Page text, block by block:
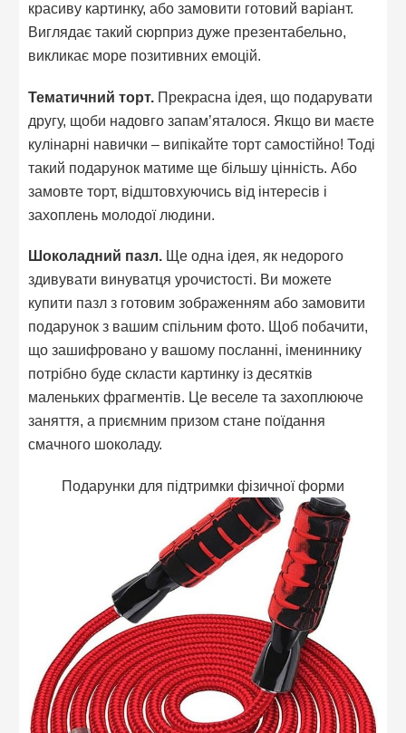
красиву картинку, або замовити готовий варіант.
Виглядає такий сюрприз дуже презентабельно,
викликає море позитивних емоцій.
Тематичний торт. Прекрасна ідея, що подарувати
другу, щоби надовго запам’яталося. Якщо ви маєте
кулінарні навички – випікайте торт самостійно! Тоді
такий подарунок матиме ще більшу цінність. Або
замовте торт, відштовхуючись від інтересів і
захоплень молодої людини.
Шоколадний пазл. Ще одна ідея, як недорого
здивувати винуватця урочистості. Ви можете
купити пазл з готовим зображенням або замовити
подарунок з вашим спільним фото. Щоб побачити,
що зашифровано у вашому посланні, імениннику
потрібно буде скласти картинку із десятків
маленьких фрагментів. Це веселе та захоплююче
заняття, а приємним призом стане поїдання
смачного шоколаду.
Подарунки для підтримки фізичної форми